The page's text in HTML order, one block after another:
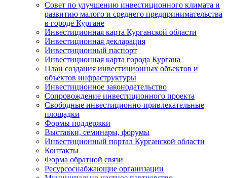
Совет по улучшению инвестиционного климата и
развитию малого и среднего предпринимательства
в городе Кургане
Инвестиционная карта Курганской области
Инвестиционная декларация
Инвестиционный паспорт
Инвестиционная карта города Кургана
План создания инвестиционных объектов и
объектов инфраструктуры
Инвестиционное законодательство
Сопровождение инвестиционного проекта
Свободные инвестиционно-привлекательные
площадки
Формы поддержки
Выставки, семинары, форумы
Инвестиционный портал Курганской области
Контакты
Форма обратной связи
Ресурсоснабжающие организации